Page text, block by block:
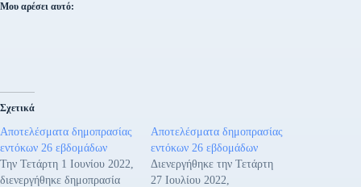
Μου αρέσει αυτό:
Σχετικά
Αποτελέσματα δημοπρασίας
εντόκων 26 εβδομάδων
Την Τετάρτη 1 Ιουνίου 2022,
διενεργήθηκε δημοπρασία
Αποτελέσματα δημοπρασίας
εντόκων 26 εβδομάδων
Διενεργήθηκε την Τετάρτη
27 Ιουλίου 2022,